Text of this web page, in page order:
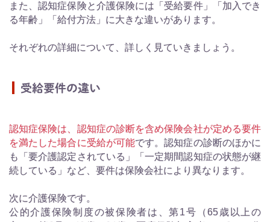
また、認知症保険と介護保険には「受給要件」「加入でき
る年齢」「給付方法」に大きな違いがあります。
それぞれの詳細について、詳しく見ていきましょう。
受給要件の違い
認知症保険は、認知症の診断を含め保険会社が定める要件
を満たした場合に受給が可能です。認知症の診断のほかに
も「要介護認定されている」「一定期間認知症の状態が継
続している」など、要件は保険会社により異なります。
次に介護保険です。
公的介護保険制度の被保険者は、第1号（65歳以上の